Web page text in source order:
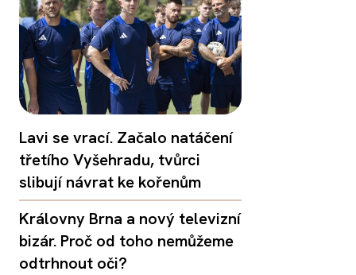
Lavi se vrací. Začalo natáčení
třetího Vyšehradu, tvůrci
slibují návrat ke kořenům
Královny Brna a nový televizní
bizár. Proč od toho nemůžeme
odtrhnout oči?